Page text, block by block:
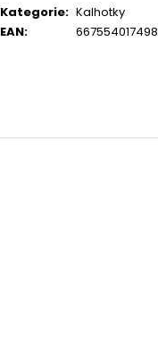
Kategorie: Kalhotky
EAN: 667554017498